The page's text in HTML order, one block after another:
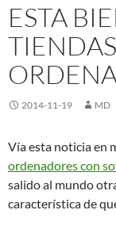
ESTA
2014-11-19 MD
Vía esta noticia en
ordenadores con
salido al mundo
característica de